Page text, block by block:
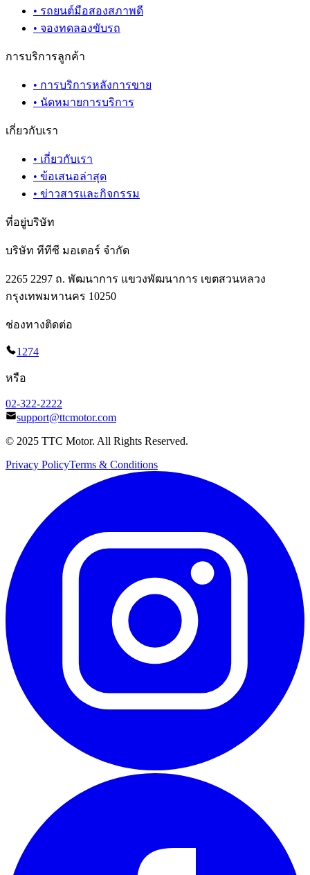
• รถยนต์มือสองสภาพดี
• จองทดลองขับรถ
การบริการลูกค้า
• การบริการหลังการขาย
• นัดหมายการบริการ
เกี่ยวกับเรา
• เกี่ยวกับเรา
• ข้อเสนอล่าสุด
• ข่าวสารและกิจกรรม
ที่อยู่บริษัท
บริษัท ทีทีซี มอเตอร์ จำกัด
2265 2297 ถ. พัฒนาการ แขวงพัฒนาการ เขตสวนหลวง
กรุงเทพมหานคร 10250
ช่องทางติดต่อ
1274
หรือ
02-322-2222
support@ttcmotor.com
© 2025 TTC Motor. All Rights Reserved.
Privacy PolicyTerms & Conditions